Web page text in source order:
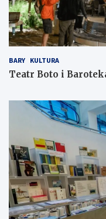
BARY KULTURA
Teatr Boto i